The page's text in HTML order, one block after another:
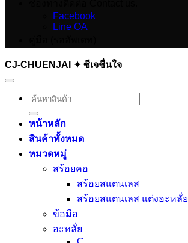
Facebook
Line OA
CJ-CHUENJAI ✦ ซีเจชื่นใจ
ค้นหา:
หน้าหลัก
สินค้าทั้งหมด
หมวดหมู่
สร้อยคอ
สร้อยสแตนเลส
สร้อยสแตนเลส แต่งอะหลั่ย
ข้อมือ
อะหลั่ย